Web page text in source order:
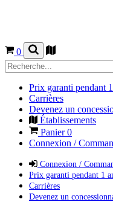
0
Prix garanti pendant
Carrières
Devenez un
Établissements
Panier0
Connexion /
Connexion /
Prix garanti pendant 1
Carrières
Devenez un